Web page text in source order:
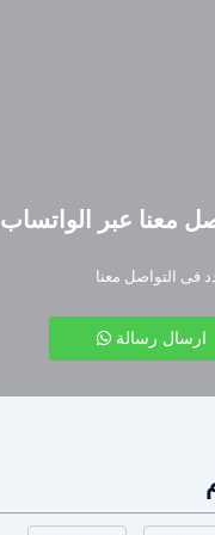
معنا عبر الواتساب
فى التواصل معنا
ارسال رسالة